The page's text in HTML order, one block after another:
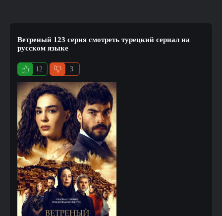
Ветреный 123 серия смотреть турецкий сериал на
русском языке
12 3